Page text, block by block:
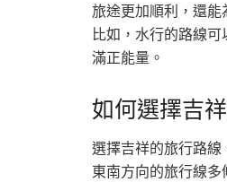
旅途更加順利，還能
比如，水行的路線
滿正能量。
如何選擇吉
選擇吉祥的旅行路
東南方向的旅行線